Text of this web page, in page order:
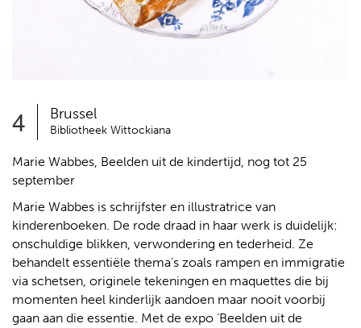
4 Brussel
Bibliotheek Wittockiana
Marie Wabbes, Beelden uit de kindertijd, nog tot 25
september
Marie Wabbes is schrijfster en illustratrice van
kinderenboeken. De rode draad in haar werk is duidelijk:
onschuldige blikken, verwondering en tederheid. Ze
behandelt essentiële thema’s zoals rampen en immigratie
via schetsen, originele tekeningen en maquettes die bij
momenten heel kinderlijk aandoen maar nooit voorbij
gaan aan die essentie. Met de expo ‘Beelden uit de